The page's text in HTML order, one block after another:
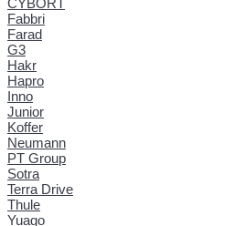
CYBORT
Fabbri
Farad
G3
Hakr
Hapro
Inno
Junior
Koffer
Neumann
PT Group
Sotra
Terra Drive
Thule
Yuago